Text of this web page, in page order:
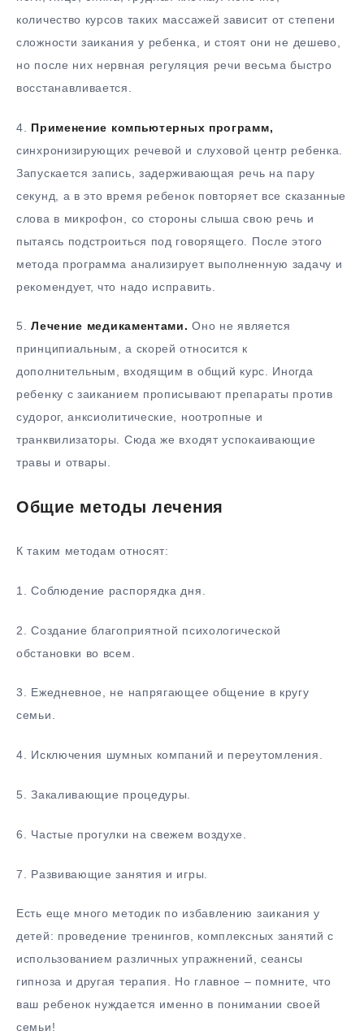
количество курсов таких массажей зависит от степени
сложности заикания у ребенка, и стоят они не дешево,
но после них нервная регуляция речи весьма быстро
восстанавливается.
4. Применение компьютерных программ,
синхронизирующих речевой и слуховой центр ребенка.
Запускается запись, задерживающая речь на пару
секунд, а в это время ребенок повторяет все сказанные
слова в микрофон, со стороны слыша свою речь и
пытаясь подстроиться под говорящего. После этого
метода программа анализирует выполненную задачу и
рекомендует, что надо исправить.
5.Лечение медикаментами. Оно не является
принципиальным, а скорей относится к
дополнительным, входящим в общий курс. Иногда
ребенку с заиканием прописывают препараты против
судорог, анксиолитические, ноотропные и
транквилизаторы. Сюда же входят успокаивающие
травы и отвары.
Общие методы лечения
К таким методам относят:
1. Соблюдение распорядка дня.
2. Создание благоприятной психологической
обстановки во всем.
3. Ежедневное, не напрягающее общение в кругу
семьи.
4. Исключения шумных компаний и переутомления.
5. Закаливающие процедуры.
6. Частые прогулки на свежем воздухе.
7. Развивающие занятия и игры.
Есть еще много методик по избавлению заикания у
детей: проведение тренингов, комплексных занятий с
использованием различных упражнений, сеансы
гипноза и другая терапия. Но главное – помните, что
ваш ребенок нуждается именно в понимании своей
семьи!